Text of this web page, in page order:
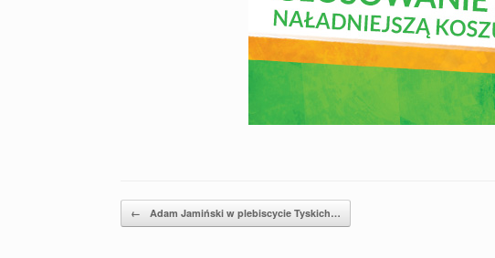
Post navigation
← Adam Jamiński w plebiscycie Tyskich…